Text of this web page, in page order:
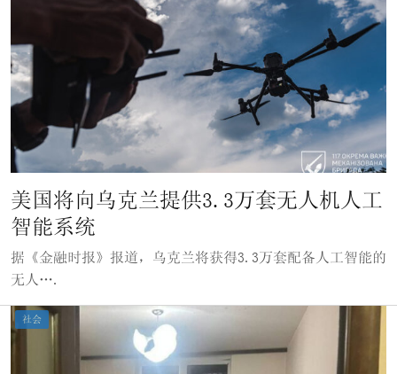
美国将向乌克兰提供3.3万套无人机人工
智能系统
据《金融时报》报道，乌克兰将获得3.3万套配备人工智能的
无人….
社会